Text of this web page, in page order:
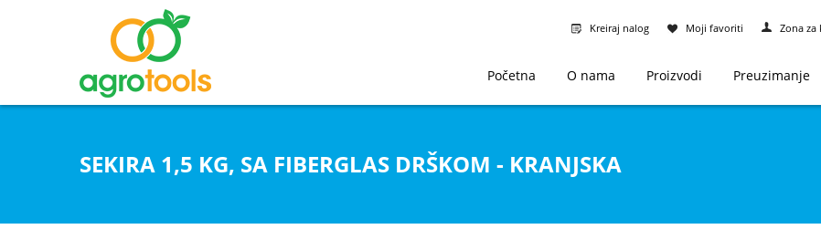
SEKIRA 1,5 KG, SA FIBERGLAS DRŠKOM - KRANJSKA
Kreiraj nalog Moji favoriti Zona za
Početna O nama Proizvodi Preuzimanje